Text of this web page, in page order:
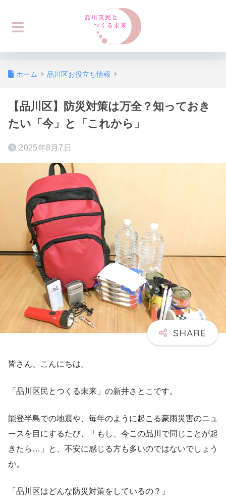
ホーム 品川区お役立ち情報
【品川区】防災対策は万全？知っておき
たい「今」と「これから」
2025年8月7日
皆さん、こんにちは。
「品川区民とつくる未来」の新井さとこです。
能登半島での地震や、毎年のように起こる豪雨災害のニュ
ースを目にするたび、「もし、今この品川で同じことが起
きたら…」と、不安に感じる方も多いのではないでしょう
か。
「品川区はどんな防災対策をしているの？」